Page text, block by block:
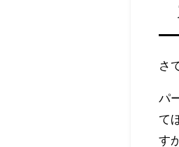
さ
パ
て
す